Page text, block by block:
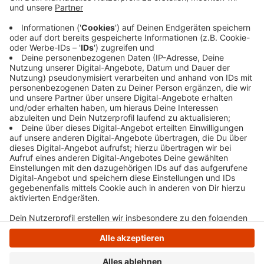
Büro erhalten. Sie ersetzen einen Pavillion aus den
70er Jahren, der durch einen Wasserschaden erheblich
beschädigt wurde. Bis Schüler dort unterrichtet
werden, dauert es aber noch ein paar Wochen. Die
Schulen sind erstmal bis zum Ende der Osterferien
wegen der Corona-Pandemie geschlossen.
Anzeige
Anzeige